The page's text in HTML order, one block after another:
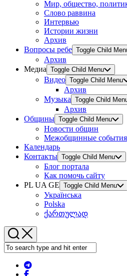
Мир, общество,
Слово раввина
Интервью
Истории жизни
Архив
Вопросы ребе Toggle Child
Архив
Медиа Toggle Child Menu
Видео Toggle Child Menu
Архив
Музыка Toggle Child
Архив
Общины Toggle Child Menu
Новости общин
Межобщинные события
Календарь
Контакты Toggle Child Menu
Блог портала
Как помочь сайту
PL UA GE Toggle Child Menu
Українська
Polska
ქართულად